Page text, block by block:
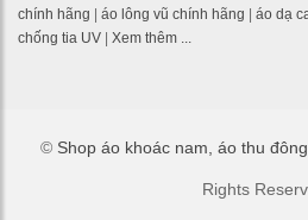
chính hãng | áo lông vũ chính hãng | áo dạ
chống tia UV | Xem thêm ...
© Shop áo khoác nam, áo thu
Rights